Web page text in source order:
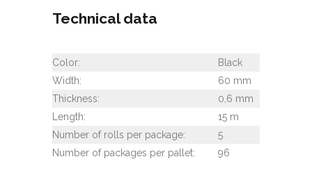
Technical data
Color:
Black
Width:
60 mm
Thickness:
0,6 mm
Length:
15 m
Number of rolls per package:
5
Number of packages per pallet:
96